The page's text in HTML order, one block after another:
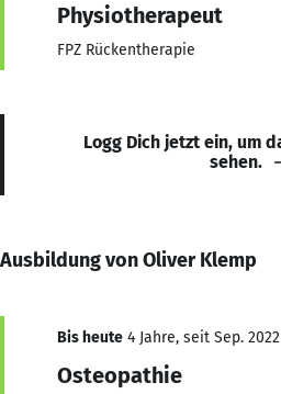
Physiotherapeut
FPZ Rückentherapie
Logg Dich jetzt ein, um
sehen.
Ausbildung von Oliver Klemp
Bis heute 4 Jahre, seit Sep. 2022
Osteopathie